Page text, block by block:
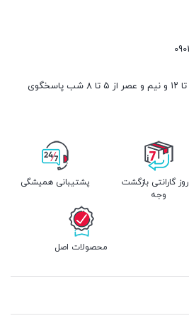
از شنبه تا پنجشنبه ، از ۹ صبح تا ۱۲ و نیم و عصر از ۵ تا ۸ شب پاسخگوی
7 روز گارانتی بازگشت
وجه
پشتیبانی همیشگی
محصولات اصل